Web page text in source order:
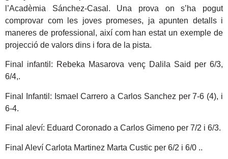
l’Acadèmia Sánchez-Casal. Una prova on s’ha pogut
comprovar com les joves promeses, ja apunten detalls i
maneres de professional, així com han estat un exemple de
projecció de valors dins i fora de la pista.
Final infantil: Rebeka Masarova venç Dalila Said per 6/3,
6/4,.
Final Infantil: Ismael Carrero a Carlos Sanchez per 7-6 (4), i
6-4.
Final aleví: Eduard Coronado a Carlos Gimeno per 7/2 i 6/3.
Final Aleví Carlota Martinez Marta Custic per 6/2 i 6/0 ..